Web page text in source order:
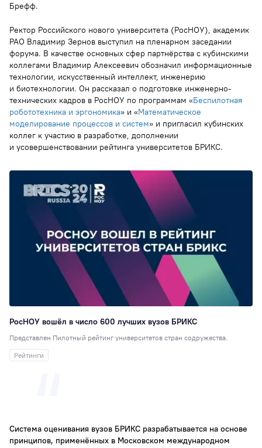
Брефф.
Ректор Российского нового университета (РосНОУ), академик
РАО Владимир Зернов выступил на пленарном заседании
форума. В качестве основных сфер партнёрства с кубинскими
коллегами Владимир Алексеевич обозначил информационные
технологии, искусственный интеллект, инженерию
и биотехнологии. Он рассказал о подготовке инженерно-
технических кадров в РосНОУ по программам «Беспилотная
робототехника и эргономика» и «Математическое
моделирование процессов и систем» и пригласил кубинских
коллег к участию в разработке, дополнении
и усовершенствовании рейтинга университетов БРИКС.
РосНОУ вошёл в число 600 лучших вузов БРИКС
Представлен Пилотный рейтинг университетов стран содружества.
Рейтинги
Система оценивания вузов БРИКС разрабатывается на основе
принципов, применённых в Московском международном